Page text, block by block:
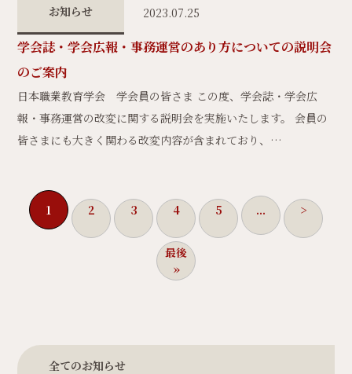
全てのお知らせ
お知らせ 2023.07.25
学会誌・学会広報・事務運営のあり方についての説明会
のご案内
日本職業教育学会 学会員の皆さま この度、学会誌・学会広
報・事務運営の改変に関する説明会を実施いたします。 会員の
皆さまにも大きく関わる改変内容が含まれており、…
1 2 3 4 5 ... >
最後
»